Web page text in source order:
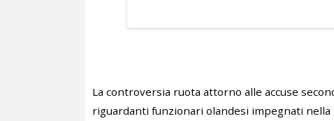
La controversia ruota attorno alle accuse
riguardanti funzionari olandesi impegnati